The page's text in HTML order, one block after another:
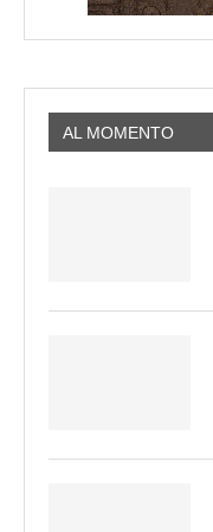
AL MOMENTO